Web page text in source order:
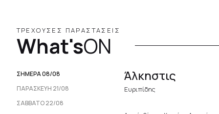
ΤΡΕΧΟΥΣΕΣ ΠΑΡΑΣΤΑΣΕΙΣ
What'sON
ΣΗΜΕΡΑ 08/08
ΠΑΡΑΣΚΕΥΉ 21/08
ΣΆΒΒΑΤΟ 22/08
Άλκηστις
Ευριπίδης